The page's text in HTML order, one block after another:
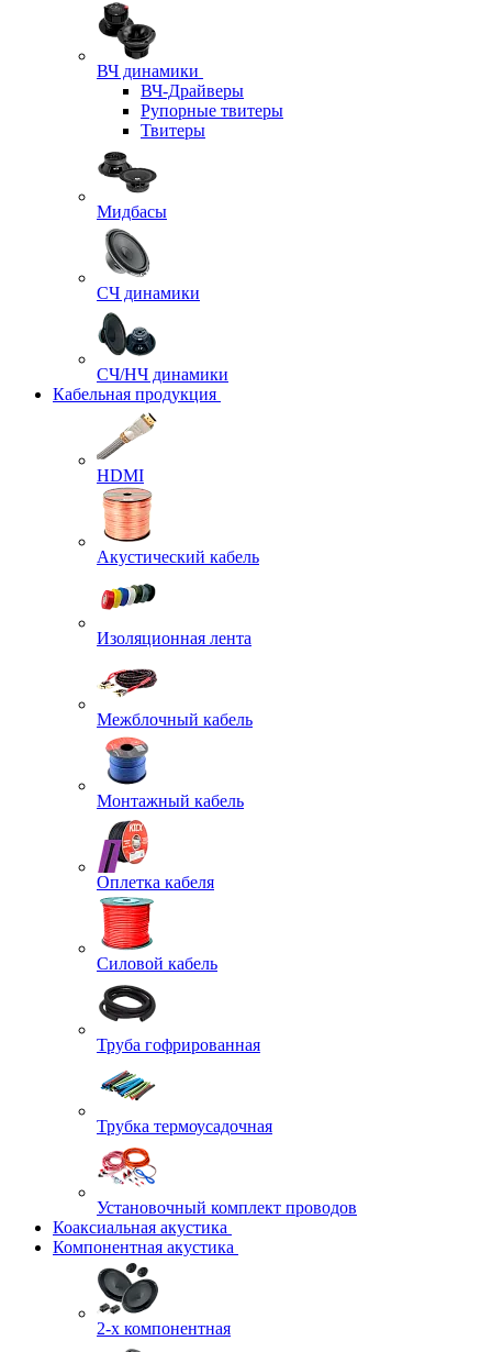
ВЧ динамики
ВЧ-Драйверы
Рупорные твитеры
Твитеры
Мидбасы
СЧ динамики
СЧ/НЧ динамики
Кабельная продукция
HDMI
Акустический кабель
Изоляционная лента
Межблочный кабель
Монтажный кабель
Оплетка кабеля
Силовой кабель
Труба гофрированная
Трубка термоусадочная
Установочный комплект проводов
Коаксиальная акустика
Компонентная акустика
2-х компонентная